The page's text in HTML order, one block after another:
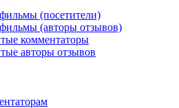
(посетители)
(авторы отзывов)
комментаторы
авторы отзывов